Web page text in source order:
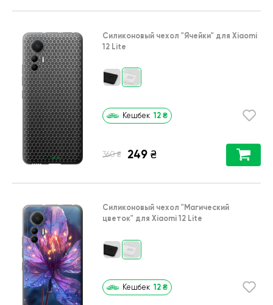
Силиконовый чехол "Ячейки" для Xiaomi
12 Lite
Кешбек 12 ₴
360 ₴ 249 ₴
Силиконовый чехол "Магический
цветок" для Xiaomi 12 Lite
Кешбек 12 ₴